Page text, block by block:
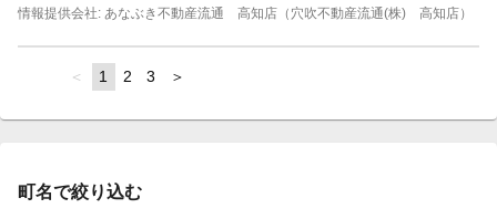
情報提供会社: あなぶき不動産流通 高知店（穴吹不動産流通(株) 高知店）
page
You're
page
1 page
2 page
3 page
町名で絞り込む